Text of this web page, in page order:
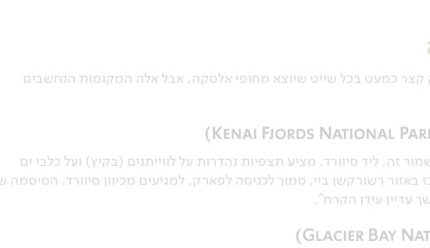
קצר כמעט בכל שייט שיוצא מחופי אלסקה, אבל אלה המקומות הנחשבים
זה, ליד סיוורד, מציע תצפיות נהדרות על לווייתנים (בקיץ) ועל כלבי ים
באזור רשורקשן ביי, סמוך לכניסה לפארק, למגיעים מכיוון סיוורד. הסיסמה
עדיין עידן הקרח".